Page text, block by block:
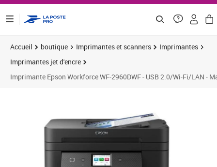
Accueil boutique Imprimantes et scanners
Imprimantes
Imprimantes jet d'encre
Imprimante Epson Workforce WF-2960DWF - USB 2.0/Wi-Fi/LAN -